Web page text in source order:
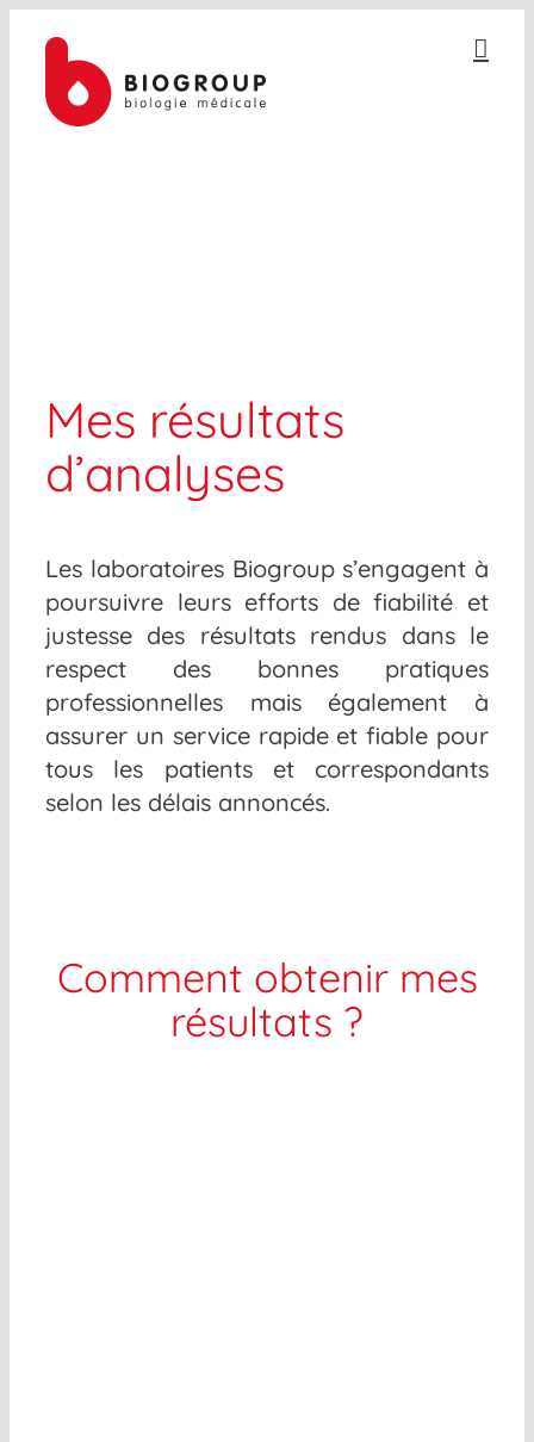
contenu
Mes résultats
d’analyses
Les laboratoires Biogroup s’engagent à
poursuivre leurs efforts de fiabilité et
justesse des résultats rendus dans le
respect des bonnes pratiques
professionnelles mais également à
assurer un service rapide et fiable pour
tous les patients et correspondants
selon les délais annoncés.
Comment obtenir mes
résultats ?